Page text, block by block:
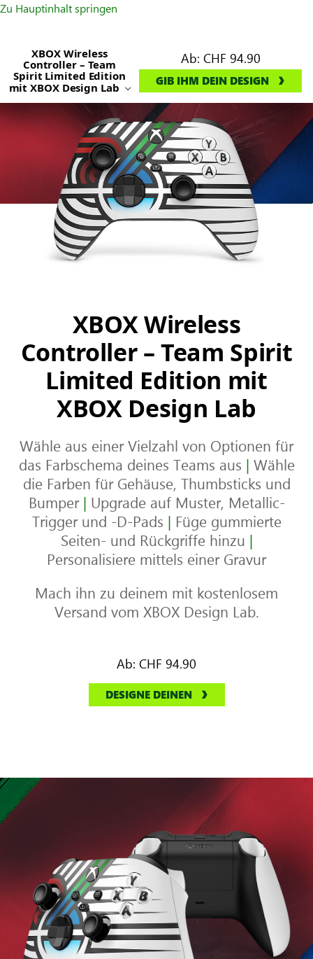
Zu Hauptinhalt springen
XBOX Wireless
Controller – Team
Spirit Limited Edition
mit XBOX Design Lab
Ab: CHF 94.90
GIB IHM DEIN DESIGN
XBOX Wireless
Controller – Team Spirit
Limited Edition mit
XBOX Design Lab
Wähle aus einer Vielzahl von Optionen für
das Farbschema deines Teams aus | Wähle
die Farben für Gehäuse, Thumbsticks und
Bumper | Upgrade auf Muster, Metallic-
Trigger und -D-Pads | Füge gummierte
Seiten- und Rückgriffe hinzu |
Personalisiere mittels einer Gravur
Mach ihn zu deinem mit kostenlosem
Versand vom XBOX Design Lab.
Ab: CHF 94.90
DESIGNE DEINEN